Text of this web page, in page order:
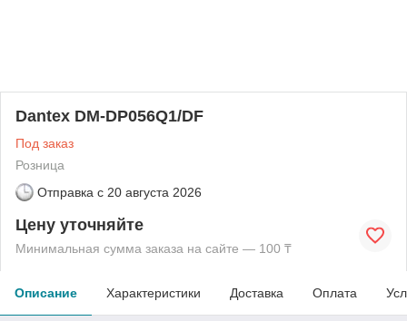
Dantex DM-DP056Q1/DF
Под заказ
Розница
Отправка с 20 августа 2026
Цену уточняйте
Минимальная сумма заказа на сайте — 100 ₸
Описание Характеристики Доставка Оплата